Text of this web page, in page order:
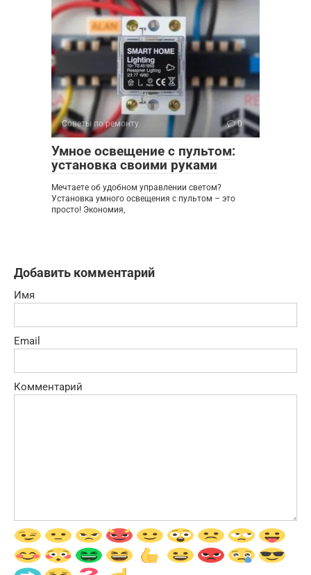
Советы по ремонту 0
Умное освещение с пультом:
установка своими руками
Мечтаете об удобном управлении светом?
Установка умного освещения с пультом – это
просто! Экономия,
Добавить комментарий
Имя
Email
Комментарий